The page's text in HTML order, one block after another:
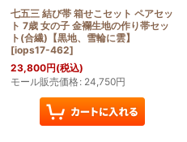
七五三 結び帯 箱せこセット ペアセッ
ト 7歳 女の子 金襴生地の作り帯セッ
ト(合繊)【黒地、雪輪に雲】
[iops17-462]
23,800円(税込)
モール販売価格: 24,750円